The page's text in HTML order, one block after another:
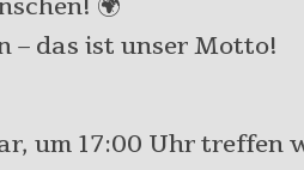
– das ist unser Motto!
um 17:00 Uhr treffen